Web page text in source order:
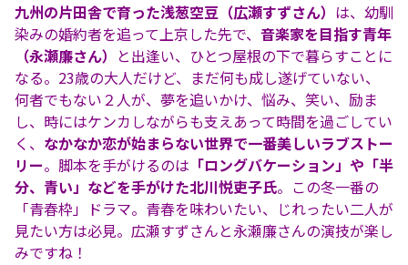
九州の片田舎で育った浅葱空豆（広瀬すずさん） は、幼馴
染みの婚約者を追って上京した先で、 音楽家を目指す青年
（永瀬廉さん） と出逢い、ひとつ屋根の下で暮らすことに
なる。23歳の大人だけど、まだ何も成し遂げていない、
何者でもない２人が、夢を追いかけ、悩み、笑い、励ま
し、時にはケンカしながらも支えあって時間を過ごしてい
く、 なかなか恋が始まらない世界で一番美しいラブストー
リー。脚本を手がけるのは 「ロングバケーション」や「半
分、青い」などを手がけた北川悦吏子氏。この冬一番の
「青春枠」ドラマ。青春を味わいたい、じれったい二人が
見たい方は必見。広瀬すずさんと永瀬廉さんの演技が楽し
みですね！